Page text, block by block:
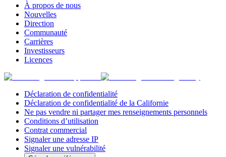
À propos de nous
Nouvelles
Direction
Communauté
Carrières
Investisseurs
Licences
Déclaration de confidentialité
Déclaration de confidentialité de la Californie
Ne pas vendre ni partager mes renseignements personnels
Conditions d’utilisation
Contrat commercial
Signaler une adresse IP
Signaler une vulnérabilité